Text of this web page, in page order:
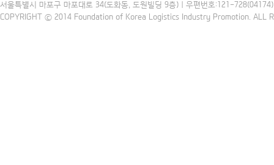
서울특별시 마포구 마포대로 34(도화동, 도원빌딩 9층) | 우편번호:121-
COPYRIGHT ⓒ 2014 Foundation of Korea Logistics Industry Promotion. ALL